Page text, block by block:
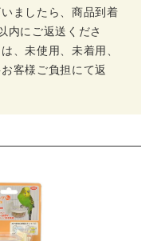
ましたら、商品到着
内にご返送くださ
、未使用、未着用、
客様ご負担にて返